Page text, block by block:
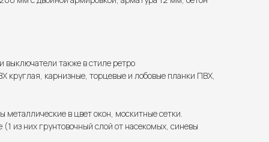
выключатели также в стиле ретро
карнизные, торцевые и лобовые планки ПВХ,
в цвет окон, москитные сетки.
из них грунтовочный слой от насекомых, синевы